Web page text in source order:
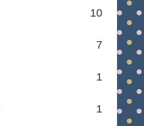
10
7
1
1